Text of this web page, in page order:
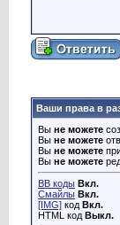
Ваши права в
Вы не можете
Вы не можете
Вы не можете
Вы не можете
BB коды Вкл.
Смайлы Вкл.
[IMG] код Вкл.
HTML код Выкл.